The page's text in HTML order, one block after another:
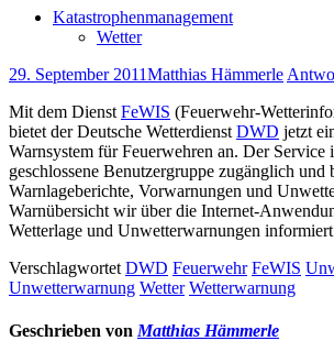
Katastrophenmanagement
Wetter
29. September 2011Matthias Hämmerle
Mit dem Dienst FeWIS (Feuerwehr-
bietet der Deutsche Wetterdienst DWD jetzt
Warnsystem für Feuerwehren an. Der Service
geschlossene Benutzergruppe zugänglich und
Warnlageberichte, Vorwarnungen und
Warnübersicht wir über die Internet-
Wetterlage und Unwetterwarnungen
Verschlagwortet DWD Feuerwehr FeWIS
Unwetterwarnung Wetter Wetterwarnung
Geschrieben von Matthias Hämmerle